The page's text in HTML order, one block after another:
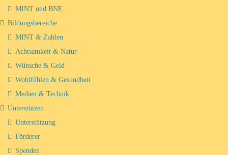
MINT und BNE
Bildungsbereiche
MINT & Zahlen
Achtsamkeit & Natur
Wünsche & Geld
Wohlfühlen & Gesundheit
Medien & Technik
Unterstützen
Unterstützung
Förderer
Spenden